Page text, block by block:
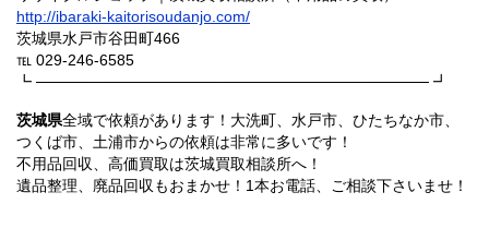
http://ibaraki-kaitorisoudanjo.com/
茨城県水戸市谷田町466
℡ 029-246-6585
┗ ──────────────────────────────────── ┛
茨城県全域で依頼があります！大洗町、水戸市、ひたちなか市、
つくば市、土浦市からの依頼は非常に多いです！
不用品回収、高価買取は茨城買取相談所へ！
遺品整理、廃品回収もおまかせ！1本お電話、ご相談下さいませ！